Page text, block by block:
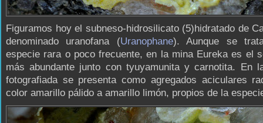
Figuramos hoy el subneso-hidrosilicato (5)hidratado de
denominado uranofana (Uranophane). Aunque se
especie rara o poco frecuente, en la mina Eureka es el
más abundante junto con tyuyamunita y carnotita. En
fotografiada se presenta como agregados aciculares
color amarillo pálido a amarillo limón, propios de la